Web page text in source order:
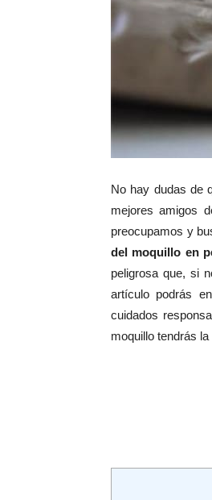
No hay dudas de
mejores amigos
preocupamos y
del moquillo en
peligrosa que, si
artículo podrás
cuidados
moquillo tendrás